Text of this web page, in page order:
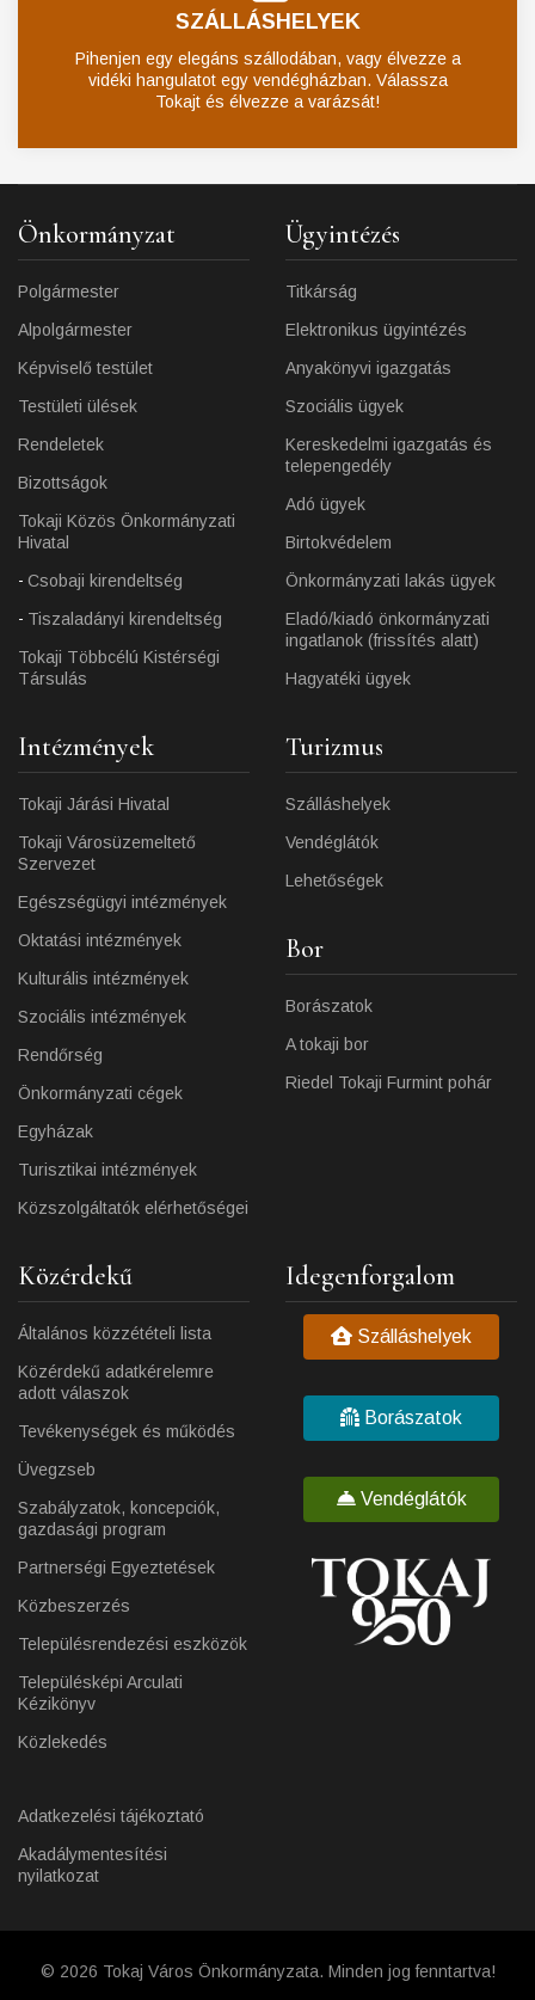
SZÁLLÁSHELYEK
Pihenjen egy elegáns szállodában, vagy élvezze a
vidéki hangulatot egy vendégházban. Válassza
Tokajt és élvezze a varázsát!
Önkormányzat
Polgármester
Alpolgármester
Képviselő testület
Testületi ülések
Rendeletek
Bizottságok
Tokaji Közös Önkormányzati
Hivatal
Csobaji kirendeltség
Tiszaladányi kirendeltség
Tokaji Többcélú Kistérségi
Társulás
Ügyintézés
Titkárság
Elektronikus ügyintézés
Anyakönyvi igazgatás
Szociális ügyek
Kereskedelmi igazgatás és
telepengedély
Adó ügyek
Birtokvédelem
Önkormányzati lakás ügyek
Eladó/kiadó önkormányzati
ingatlanok (frissítés alatt)
Hagyatéki ügyek
Intézmények
Tokaji Járási Hivatal
Tokaji Városüzemeltető
Szervezet
Egészségügyi intézmények
Oktatási intézmények
Kulturális intézmények
Szociális intézmények
Rendőrség
Önkormányzati cégek
Egyházak
Turisztikai intézmények
Közszolgáltatók elérhetőségei
Turizmus
Szálláshelyek
Vendéglátók
Lehetőségek
Bor
Borászatok
A tokaji bor
Riedel Tokaji Furmint pohár
Közérdekű
Általános közzétételi lista
Közérdekű adatkérelemre
adott válaszok
Tevékenységek és működés
Üvegzseb
Szabályzatok, koncepciók,
gazdasági program
Partnerségi Egyeztetések
Közbeszerzés
Településrendezési eszközök
Településképi Arculati
Kézikönyv
Közlekedés
Adatkezelési tájékoztató
Akadálymentesítési
nyilatkozat
Idegenforgalom
Szálláshelyek
Borászatok
Vendéglátók
© 2026 Tokaj Város Önkormányzata. Minden jog fenntartva!